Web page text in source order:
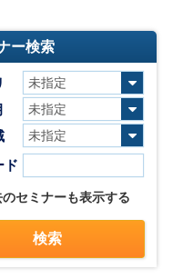
ー検索
ド
セミナーも表示する